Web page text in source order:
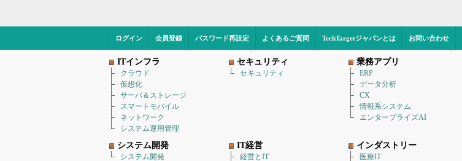
ログイン 会員登録 パスワード再設定 よくあるご質問 TechTargetジャパンとは お問い合わせ
ITインフラ
クラウド
仮想化
サーバ＆ストレージ
スマートモバイル
ネットワーク
システム運用管理
セキュリティ
セキュリティ
業務アプリ
ERP
データ分析
CX
情報系システム
エンタープライズAI
システム開発
システム開発
IT経営
経営とIT
インダストリー
医療IT